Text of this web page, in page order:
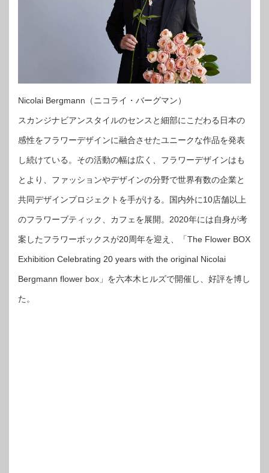
Nicolai Bergmann（ニコライ・バーグマン）
スカンジナビアンスタイルのセンスと細部にこだわる日本の
感性をフラワーデザインに融合させたユニークな作品を発表
し続けている。その活動の幅は広く、フラワーデザインはも
とより、ファッションやデザインの分野で世界有数の企業と
共同デザインプロジェクトを手がける。国内外に10店舗以上
のフラワーブティック、カフェを展開。2020年には自身が考
案したフラワーボックスが20周年を迎え、「The Flower BOX
Exhibition Celebrating 20 years with the original Nicolai
Bergmann flower box」を六本木ヒルズで開催し、好評を博し
た。